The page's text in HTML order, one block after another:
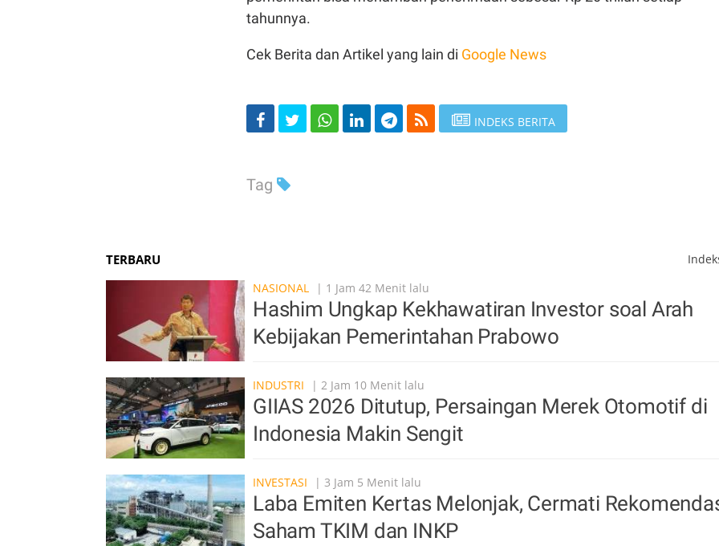
tahunnya.
Cek Berita dan Artikel yang lain di Google News
INDEKS BERITA
Tag
TERBARU
NASIONAL
| 1 Jam 42 Menit lalu
Hashim Ungkap Kekhawatiran Investor soal Arah
Kebijakan Pemerintahan Prabowo
INDUSTRI | 2 Jam 10 Menit lalu
GIIAS 2026 Ditutup, Persaingan Merek Otomotif di
Indonesia Makin Sengit
INVESTASI | 3 Jam 5 Menit lalu
Laba Emiten Kertas Melonjak, Cermati
Saham TKIM dan INKP